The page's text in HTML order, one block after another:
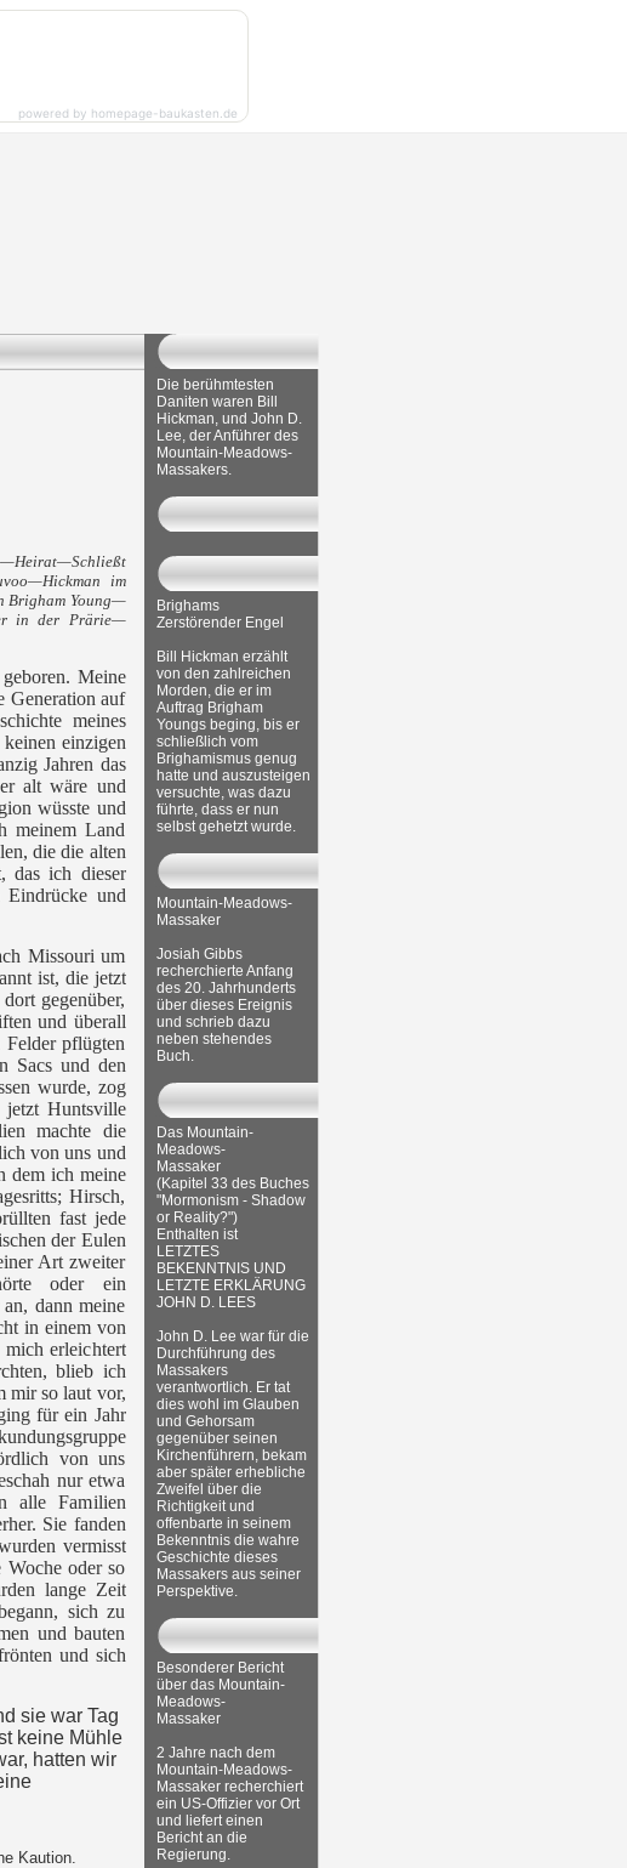
im
Brigham Young—
in der Prärie—
Meine
Generation auf
meines
einzigen
Jahren das
alt wäre und
wüsste und
meinem Land
die die alten
das ich dieser
Eindrücke und
Missouri um
ist, die jetzt
gegenüber,
und überall
pflügten
Sacs und den
wurde, zog
Huntsville
machte die
von uns und
dem ich meine
Hirsch,
fast jede
der Eulen
Art zweiter
oder ein
dann meine
in einem von
erleichtert
blieb ich
mir so laut vor,
für ein Jahr
von uns
nur etwa
alle Familien
Sie fanden
vermisst
oder so
lange Zeit
sich zu
und bauten
und sich
sie war Tag
keine Mühle
hatten wir
Kaution.
Die berühmtesten
Daniten waren Bill
Hickman, und John D.
Lee, der Anführer des
Mountain-Meadows-
Massakers.
Brighams
Zerstörender Engel
Bill Hickman erzählt
von den zahlreichen
Morden, die er im
Auftrag Brigham
Youngs beging, bis er
schließlich vom
Brighamismus genug
hatte und auszusteigen
versuchte, was dazu
führte, dass er nun
selbst gehetzt wurde.
Mountain-Meadows-
Massaker
Josiah Gibbs
recherchierte Anfang
des 20. Jahrhunderts
über dieses Ereignis
und schrieb dazu
neben stehendes
Buch.
Das Mountain-
Meadows-
Massaker
(Kapitel 33 des Buches
"Mormonism - Shadow
or Reality?")
Enthalten ist
LETZTES
BEKENNTNIS UND
LETZTE ERKLÄRUNG
JOHN D. LEES
John D. Lee war für die
Durchführung des
Massakers
verantwortlich. Er tat
dies wohl im Glauben
und Gehorsam
gegenüber seinen
Kirchenführern, bekam
aber später erhebliche
Zweifel über die
Richtigkeit und
offenbarte in seinem
Bekenntnis die wahre
Geschichte dieses
Massakers aus seiner
Perspektive.
Besonderer Bericht
über das Mountain-
Meadows-
Massaker
2 Jahre nach dem
Mountain-Meadows-
Massaker recherchiert
ein US-Offizier vor Ort
und liefert einen
Bericht an die
Regierung.
powered by homepage-baukasten.de